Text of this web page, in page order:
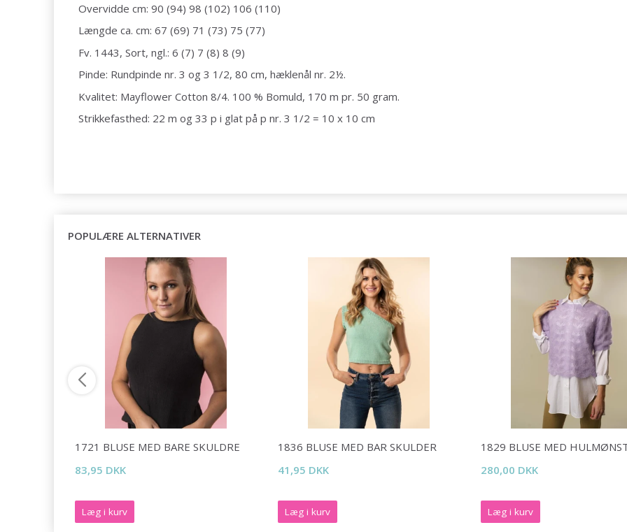
Overvidde cm: 90 (94) 98 (102) 106 (110)
Længde ca. cm: 67 (69) 71 (73) 75 (77)
Fv. 1443, Sort, ngl.: 6 (7) 7 (8) 8 (9)
Pinde: Rundpinde nr. 3 og 3 1/2, 80 cm, hæklenål nr. 2½.
Kvalitet: Mayflower Cotton 8/4. 100 % Bomuld, 170 m pr. 50 gram.
Strikkefasthed: 22 m og 33 p i glat på p nr. 3 1/2 = 10 x 10 cm
POPULÆRE ALTERNATIVER
1721 BLUSE MED BARE SKULDRE
83,95 DKK
Læg i kurv
1836 BLUSE MED BAR SKULDER
41,95 DKK
Læg i kurv
1829 BLUSE MED
280,00 DKK
Læg i kurv